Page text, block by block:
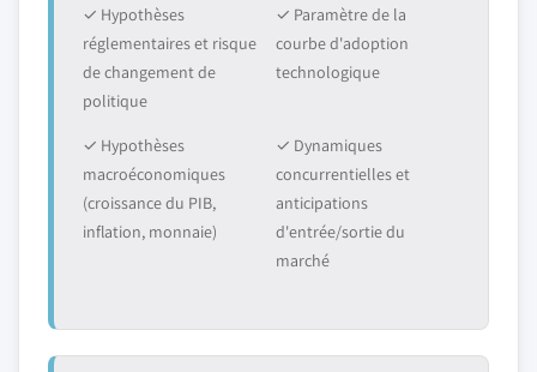
✓ Hypothèses
réglementaires et risque
de changement de
politique
✓ Paramètre de la
courbe d'adoption
technologique
✓ Hypothèses
macroéconomiques
(croissance du PIB,
inflation, monnaie)
✓ Dynamiques
concurrentielles et
anticipations
d'entrée/sortie du
marché